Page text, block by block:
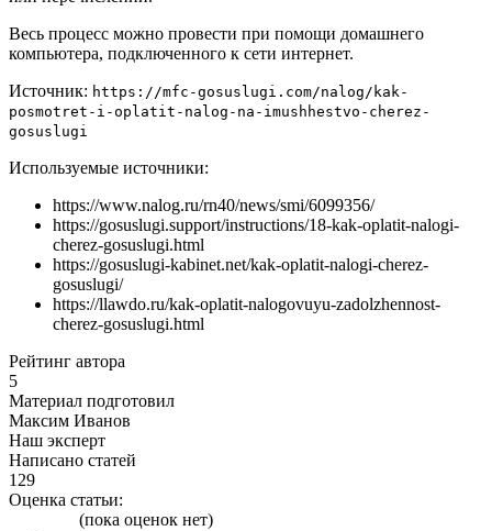
Весь процесс можно провести при помощи домашнего
компьютера, подключенного к сети интернет.
Источник: https://mfc-gosuslugi.com/nalog/kak-
posmotret-i-oplatit-nalog-na-imushhestvo-cherez-
gosuslugi
Используемые источники:
https://www.nalog.ru/rn40/news/smi/6099356/
https://gosuslugi.support/instructions/18-kak-oplatit-nalogi-
cherez-gosuslugi.html
https://gosuslugi-kabinet.net/kak-oplatit-nalogi-cherez-
gosuslugi/
https://llawdo.ru/kak-oplatit-nalogovuyu-zadolzhennost-
cherez-gosuslugi.html
Рейтинг автора
5
Материал подготовил
Максим Иванов
Наш эксперт
Написано статей
129
Оценка статьи:
(пока оценок нет)